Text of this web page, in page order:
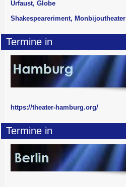
Urfaust, Globe
Shakespeareriment, Monbijoutheater
Termine in
https://theater-hamburg.org/
Termine in